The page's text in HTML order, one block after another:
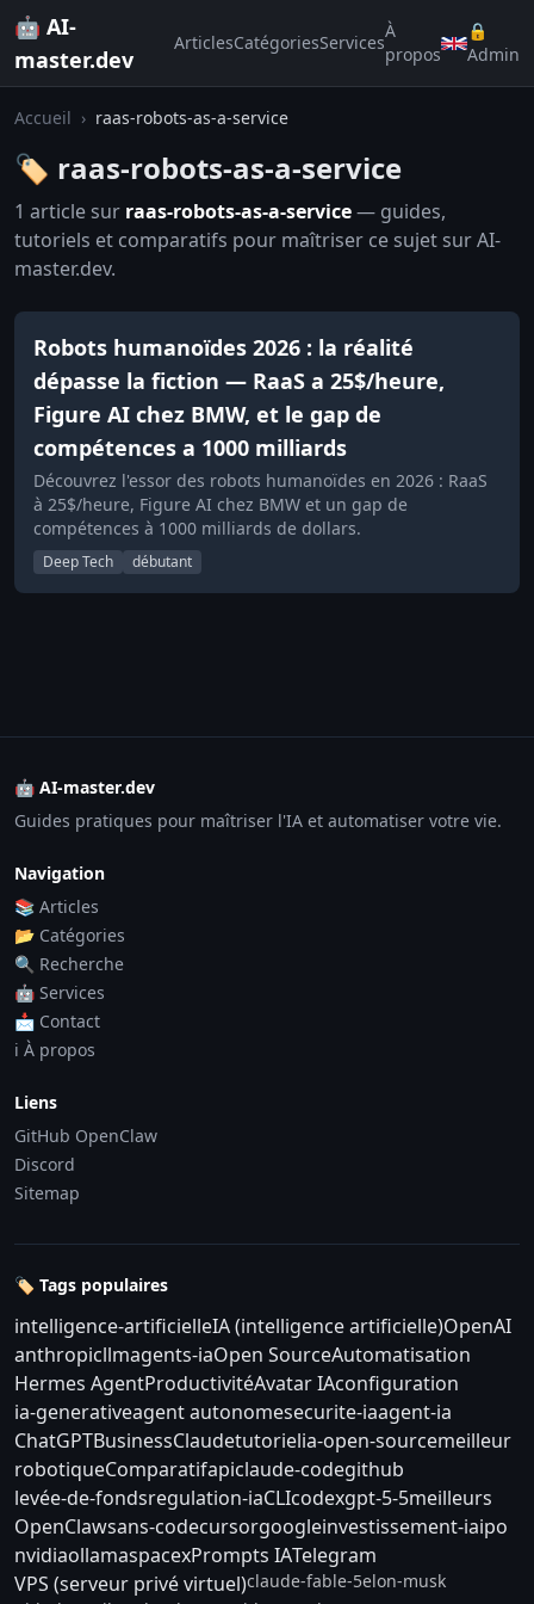
🤖 AI-
master.dev
ArticlesCatégoriesServices
À
propos
🔒
Admin
Accueil › raas-robots-as-a-service
🏷️ raas-robots-as-a-service
1 article sur raas-robots-as-a-service— guides,
tutoriels et comparatifs pour maîtriser ce sujet sur AI-
master.dev.
Robots humanoïdes 2026 : la réalité
dépasse la fiction — RaaS a 25$/heure,
Figure AI chez BMW, et le gap de
compétences a 1000 milliards
Découvrez l'essor des robots humanoïdes en 2026 : RaaS
à 25$/heure, Figure AI chez BMW et un gap de
compétences à 1000 milliards de dollars.
Deep Tech débutant
🤖 AI-master.dev
Guides pratiques pour maîtriser l'IA et automatiser votre vie.
Navigation
📚 Articles
📂 Catégories
🔍 Recherche
🤖 Services
📩 Contact
ℹ️ À propos
Liens
GitHub OpenClaw
Discord
Sitemap
🏷️ Tags populaires
intelligence-artificielleIA (intelligence artificielle)OpenAI
anthropicllmagents-iaOpen SourceAutomatisation
Hermes AgentProductivitéAvatar IAconfiguration
ia-generativeagent autonomesecurite-iaagent-ia
ChatGPTBusinessClaudetutorielia-open-sourcemeilleur
robotiqueComparatifapiclaude-codegithub
levée-de-fondsregulation-iaCLIcodexgpt-5-5meilleurs
OpenClawsans-codecursorgoogleinvestissement-iaipo
nvidiaollamaspacexPrompts IATelegram
VPS (serveur privé virtuel)claude-fable-5elon-musk